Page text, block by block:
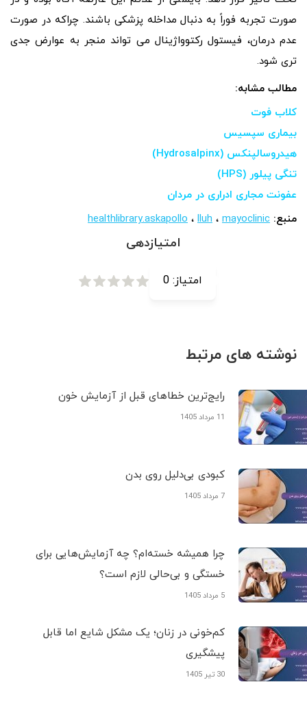
صورت تجربه فوراً به دنبال مداخله پزشکی باشند. چراکه در صورت
عدم درمان، فیستول رکتوواژینال می تواند منجر به عوارض جدی
تری شود.
مطالب مشابه:
کلاب فوت
بیماری سپسیس
هیدروسالپنکس (Hydrosalpinx)
تنگی پیلور (HPS)
عفونت مجاری ادراری در مردان
منبع:
healthlibrary.askapollo ، lluh ، mayoclinic
امتیازدهی
امتیاز: 0
نوشته های مرتبط
رایج‌ترین خطاهای قبل از آزمایش خون
11 مرداد 1405
کبودی‌ بی‌دلیل روی بدن
7 مرداد 1405
چرا همیشه خسته‌ام؟ چه آزمایش‌هایی برای
خستگی و بی‌حالی لازم است؟
5 مرداد 1405
کم‌خونی در زنان؛ یک مشکل شایع اما قابل
پیشگیری
30 تیر 1405